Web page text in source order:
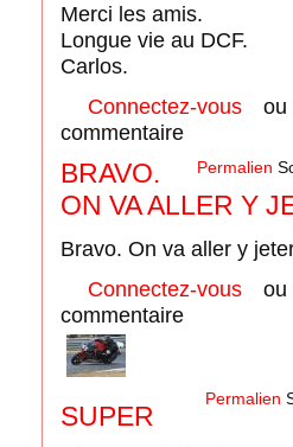
Merci les amis.
Longue vie au DCF.
Carlos.
Connectez-vous
commentaire
Permalien
BRAVO.
ON VA ALLER Y
Bravo. On va aller y
Connectez-vous
commentaire
Permalien
SUPER